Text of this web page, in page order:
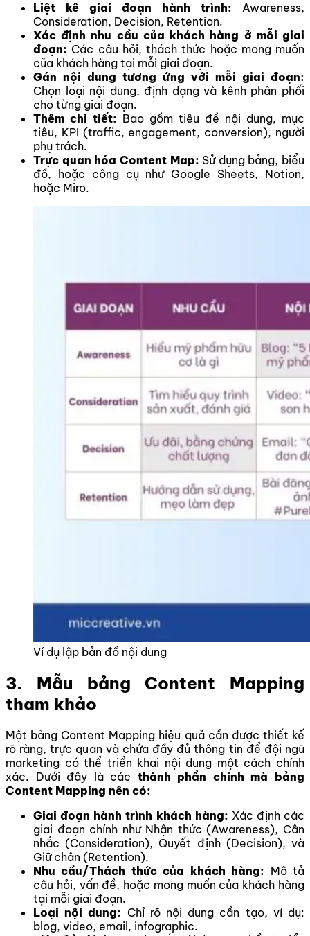
Liệt kê giai đoạn hành trình: Awareness,
Consideration, Decision, Retention.
Xác định nhu cầu của khách hàng ở mỗi giai
đoạn: Các câu hỏi, thách thức hoặc mong muốn
của khách hàng tại mỗi giai đoạn.
Gán nội dung tương ứng với mỗi giai đoạn:
Chọn loại nội dung, định dạng và kênh phân phối
cho từng giai đoạn.
Thêm chi tiết: Bao gồm tiêu đề nội dung, mục
tiêu, KPI (traffic, engagement, conversion), người
phụ trách.
Trực quan hóa Content Map: Sử dụng bảng, biểu
đồ, hoặc công cụ như Google Sheets, Notion,
hoặc Miro.
Ví dụ lập bản đồ nội dung
3. Mẫu bảng Content Mapping
tham khảo
Một bảng Content Mapping hiệu quả cần được thiết kế
rõ ràng, trực quan và chứa đầy đủ thông tin để đội ngũ
marketing có thể triển khai nội dung một cách chính
xác. Dưới đây là các thành phần chính mà bảng
Content Mapping nên có:
Giai đoạn hành trình khách hàng: Xác định các
giai đoạn chính như Nhận thức (Awareness), Cân
nhắc (Consideration), Quyết định (Decision), và
Giữ chân (Retention).
Nhu cầu/Thách thức của khách hàng: Mô tả
câu hỏi, vấn đề, hoặc mong muốn của khách hàng
tại mỗi giai đoạn.
Loại nội dung: Chỉ rõ nội dung cần tạo, ví dụ:
blog, video, email, infographic.